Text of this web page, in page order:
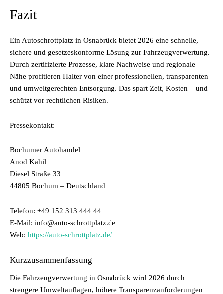
Fazit
Ein Autoschrottplatz in Osnabrück bietet 2026 eine schnelle,
sichere und gesetzeskonforme Lösung zur Fahrzeugverwertung.
Durch zertifizierte Prozesse, klare Nachweise und regionale
Nähe profitieren Halter von einer professionellen, transparenten
und umweltgerechten Entsorgung. Das spart Zeit, Kosten – und
schützt vor rechtlichen Risiken.
Pressekontakt:
Bochumer Autohandel
Anod Kahil
Diesel Straße 33
44805 Bochum – Deutschland
Telefon: +49 152 313 444 44
E-Mail: info@auto-schrottplatz.de
Web: https://auto-schrottplatz.de/
Kurzzusammenfassung
Die Fahrzeugverwertung in Osnabrück wird 2026 durch
strengere Umweltauflagen, höhere Transparenzanforderungen